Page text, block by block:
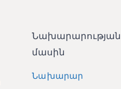
Նախարարության
մասին
Նախարար